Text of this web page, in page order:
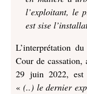
l’exploitant, le
est sise
L’interprétation
Cour de cassation,
29 juin 2022, est
«(..) le dernier